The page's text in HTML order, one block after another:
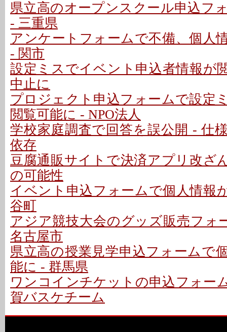
県立高のオープンスクール申込フ
- 三重県
アンケートフォームで不備、個人
- 関市
設定ミスでイベント申込者情報が
中止に
プロジェクト申込フォームで設定
閲覧可能に - NPO法人
学校家庭調査で回答を誤公開 - 仕
依存
豆腐通販サイトで決済アプリ改ざ
の可能性
イベント申込フォームで個人情報
谷町
アジア競技大会のグッズ販売フォ
名古屋市
県立高の授業見学申込フォームで
能に - 群馬県
ワンコインチケットの申込フォー
賀バスケチーム